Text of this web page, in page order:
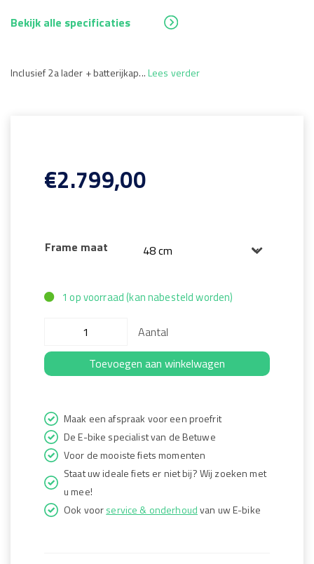
Bekijk alle specificaties
Inclusief 2a lader + batterijkap...Lees verder
€2.799,00
Frame maat
1 op voorraad (kan nabesteld worden)
Aantal
Toevoegen aan winkelwagen
Maak een afspraak voor een proefrit
De E-bike specialist van de Betuwe
Voor de mooiste fiets momenten
Staat uw ideale fiets er niet bij? Wij zoeken met
u mee!
Ook voorservice & onderhoudvan uw E-bike